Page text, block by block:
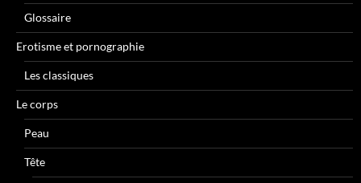
Glossaire
Erotisme et pornographie
Les classiques
Le corps
Peau
Tête